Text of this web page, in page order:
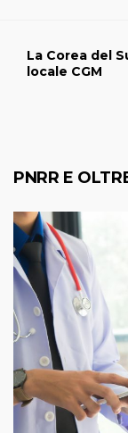
La Corea del
locale CGM
PNRR E